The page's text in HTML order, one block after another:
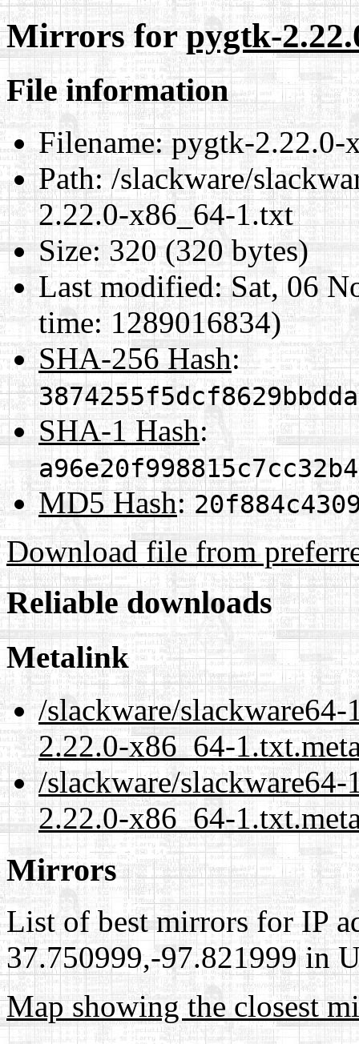
Mirrors forpygtk-
File information
Filename:pygtk-2.22.0-
Path:/slackware/
2.22.0-x86_64-1.txt
Size:320 (320 bytes)
Last modified:Sat, 06
time: 1289016834)
SHA-256 Hash:
SHA-1 Hash:
MD5 Hash:
Download file from
Reliable downloads
Metalink
/slackware/
2.22.0-x86_64-
/slackware/
2.22.0-x86_64-
Mirrors
List of best mirrors for IP
37.750999,-97.821999 in
Map showing the closest